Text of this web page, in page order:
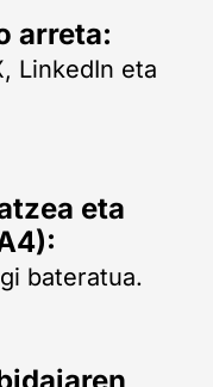
arreta:
LinkedIn eta
eta
bateratua.